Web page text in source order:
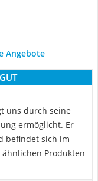
Angebote
GUT
uns durch seine
ermöglicht. Er
befindet sich im
Produkten